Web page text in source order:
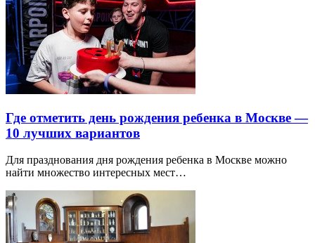
Где отметить день рождения ребенка в Москве —
10 лучших вариантов
Для празднования дня рождения ребенка в Москве можно
найти множество интересных мест…